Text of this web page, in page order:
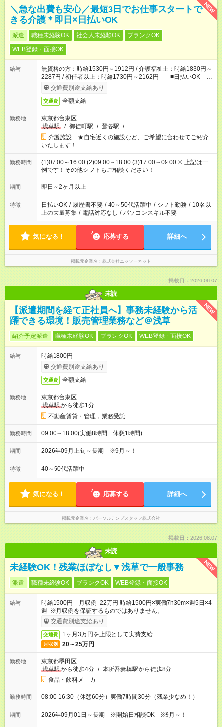
NEW
＼急な出費も安心／最短3日でお仕事スタートで
きる介護＊即日×日払いOK
派遣 職種未経験OK 社会人未経験OK
ブランクOK
WEB登録・面接OK
給与
無資格の方：時給1530円～1912円 / 介護福祉士：時給1830円～
2287円 / 初任者以上：時給1730円～2162円 ■日払いOK ■
日収例：1万2240円（時給1530円×8h）
交通費別途支給あり
交通費 全額支給
勤務地
東京都台東区
浅草駅
/ 御徒町駅 / 鶯谷駅 / …
介護施設 ★自宅近くの施設など、ご希望に合わせてご紹介
いたします！
勤務時間
(1)07:00～16:00 (2)09:00～18:00 (3)17:00～09:00 ※ 上記は一
例です！その他シフトもご相談ください！
期間 即日～2ヶ月以上
特徴 日払いOK / 履歴書不要 / 40～50代活躍中 / シフト勤務 / 10名以
上の大量募集 / 電話対応なし / パソコンスキル不要
気になる！ 応募する 詳細へ
掲載元企業名 株式会社ニッソーネット
掲載日：2026.08.07
未読
NEW
【派遣期間を経て正社員へ】事務未経験から活
躍できる環境！販売管理業務など＠浅草
紹介予定派遣 職種未経験OK ブランクOK WEB登録・面接OK
給与
時給1800円
交通費別途支給あり
交通費 全額支給
勤務地
東京都台東区
浅草駅から徒歩1分
不動産賃貸・管理，業務受託
勤務時間 09:00～18:00(実働8時間 休憩1時間)
期間 2026年09月上旬～長期 ※9月～！
特徴 40～50代活躍中
気になる！ 応募する 詳細へ
掲載元企業名 パーソルテンプスタッフ株式会社
掲載日：2026.08.07
未読
NEW
未経験OK！残業ほぼなし▼浅草で一般事務
派遣 職種未経験OK ブランクOK WEB登録・面接OK
給与
時給1500円 月収例 22万円 時給1500円×実働7h30m×週5日×4
週 ※月収例を保証するものではありません。
交通費別途支給あり
交通費 1ヶ月3万円を上限として実費支給
月収例 20～25万円
勤務地
東京都墨田区
浅草駅から徒歩4分 / 本所吾妻橋駅から徒歩8分
食品・飲料メ－カ－
勤務時間 08:00-16:30（休憩60分）実働7時間30分（残業少なめ！）
期間 2026年09月01日～長期 ※開始日相談OK ※9月～！